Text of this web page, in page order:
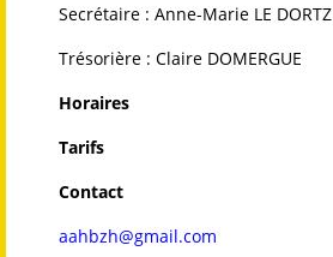
Secrétaire : Anne-Marie LE DORTZ
Trésorière : Claire DOMERGUE
Horaires
Tarifs
Contact
aahbzh@gmail.com